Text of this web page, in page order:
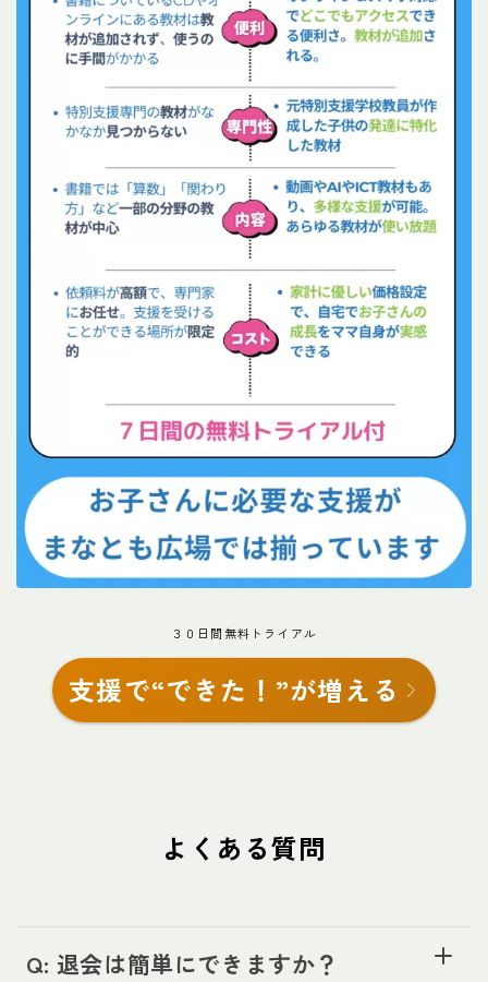
３０日間無料トライアル
支援で“できた！”が増える
よくある質問
Q: 退会は簡単にできますか？